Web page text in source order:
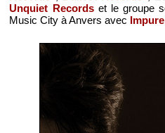
Unquiet Recordset le groupe
Music City à Anvers avec